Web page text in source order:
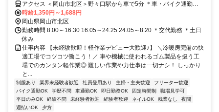
アクセス ＜岡山市北区＞野々口駅から車で5分 ＊車・バイク通勤
OK（駐車場あり）
時給1,350円～1,688円
岡山県岡山市北区
勤務時間 8:00～16:30 16:05～24:25 24:05～8:20 ＊交代勤務 ＊土日
休み
仕事内容 【未経験歓迎！軽作業デビュー大歓迎♪】 ＼冷暖房完備の快
適工場でコツコツ働こう！／ 車や機械に使われるゴム製品を扱う工
場でのカンタン軽作業◎ 難しい作業や力仕事は一切ナシ！ しっかり
と...
制服あり 業界未経験者歓迎 社員登用あり 主婦・主夫歓迎
フリーター歓迎
バイク通勤OK
学歴不問 車通勤OK 即日勤務OK 固定時間制
職場見学可
平日のみOK
経験不問 未経験者歓迎 経験者歓迎 ネイルOK 残業なし
夜間
週払いOK
夕方